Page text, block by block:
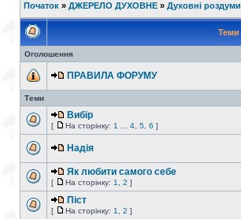
Початок » ДЖЕРЕЛО ДУХОВНЕ » Духовні роздуми
Теми
Оголошення
ПРАВИЛА ФОРУМУ
Теми
Вибір
[ На сторінку: 1 4 5 6 ]
Надія
Як любити самого себе
[ На сторінку: 1 2 ]
Піст
[ На сторінку: 1 2 ]